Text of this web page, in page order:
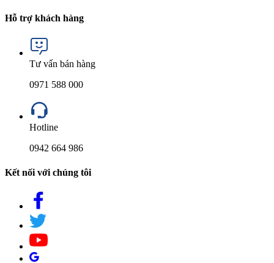
Hỗ trợ khách hàng
Tư vấn bán hàng
0971 588 000
Hotline
0942 664 986
Kết nối với chúng tôi